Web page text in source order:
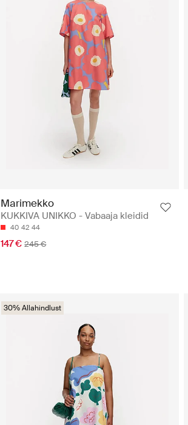
Marimekko
KUKKIVA UNIKKO - Vabaaja kleidid
40 42 44
147 € 245 €
30% Allahindlust